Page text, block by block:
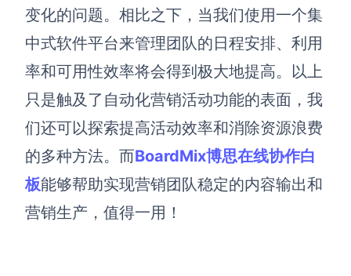
变化的问题。相比之下， 当我们使用一个集
中式软件平台来管理团队的日程安排、利用
率和可用性效率将会得到极大地提高。
以上
只是触及了自动化营销活动功能的表面， 我
们还可以探索提高活动效率和消除资源浪费
的多种方法。而BoardMix博思在线协作白
板能够帮助实现营销团队稳定的内容输出和
营销生产，值得一用！